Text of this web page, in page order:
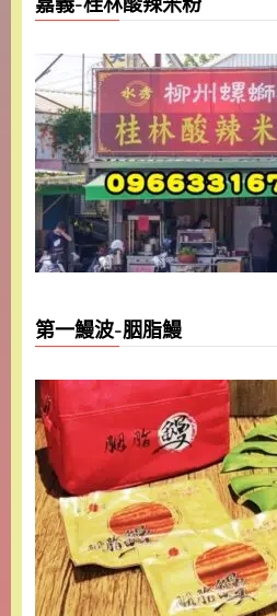
第一鰻波-胭脂鰻